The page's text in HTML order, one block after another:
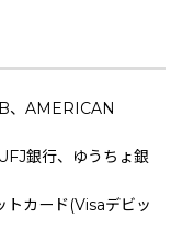
、AMERICAN
銀行、ゆうちょ銀
トカード(Visaデビッ